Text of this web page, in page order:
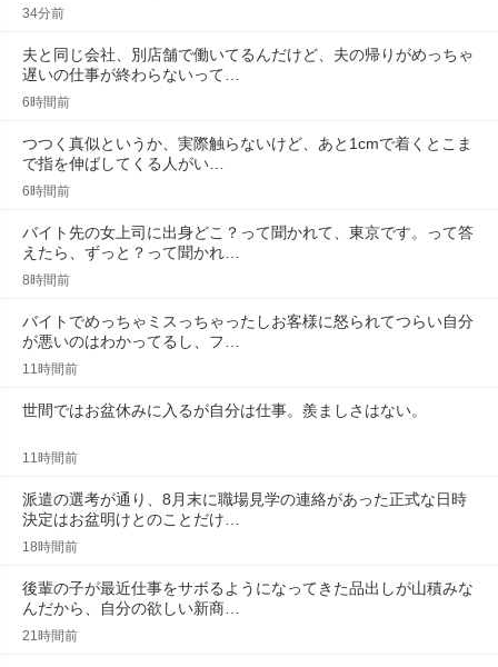
34分前
夫と同じ会社、別店舗で働いてるんだけど、夫の帰りがめっちゃ
遅いの仕事が終わらないって…
6時間前
つつく真似というか、実際触らないけど、あと1cmで着くとこま
で指を伸ばしてくる人がい…
6時間前
バイト先の女上司に出身どこ？って聞かれて、東京です。って答
えたら、ずっと？って聞かれ…
8時間前
バイトでめっちゃミスっちゃったしお客様に怒られてつらい自分
が悪いのはわかってるし、フ…
11時間前
世間ではお盆休みに入るが自分は仕事。羨ましさはない。
11時間前
派遣の選考が通り、8月末に職場見学の連絡があった正式な日時
決定はお盆明けとのことだけ…
18時間前
後輩の子が最近仕事をサボるようになってきた品出しが山積みな
んだから、自分の欲しい新商…
21時間前